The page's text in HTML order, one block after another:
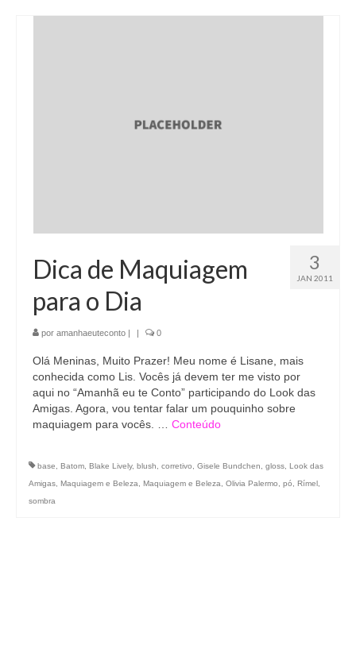
3
JAN 2011
Dica de Maquiagem
para o Dia
por amanhaeuteconto | | 0
Olá Meninas, Muito Prazer! Meu nome é Lisane, mais
conhecida como Lis. Vocês já devem ter me visto por
aqui no “Amanhã eu te Conto” participando do Look das
Amigas. Agora, vou tentar falar um pouquinho sobre
maquiagem para vocês. … Conteúdo
base Batom Blake Lively, blush corretivo Gisele Bundchen gloss Look das
Amigas Maquiagem e Beleza Maquiagem e Beleza Olivia Palermo pó Rímel
sombra